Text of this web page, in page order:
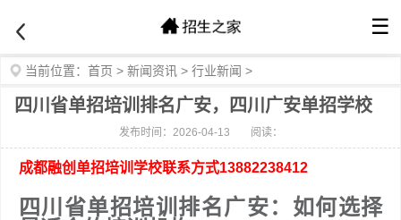
☰
当前位置： 首页 > 新闻资讯 > 行业新闻 >
四川省单招培训排名广安，四川广安单招学校
发布时间：2026-04-13 阅读：
成都融创单招培训学校联系方式13882238412
四川省单招培训排名广安：如何选择